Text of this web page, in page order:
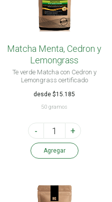
Matcha Menta, Cedron y
Lemongrass
Te verde Matcha con Cedron y
Lemongrass certificado
desde $15.185
50 gramos
- +
Agregar